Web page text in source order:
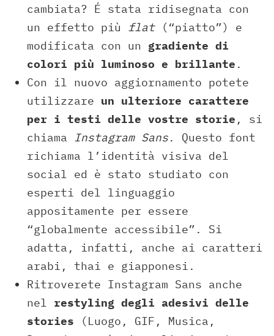
cambiata? É stata ridisegnata con
un effetto più flat (“piatto”) e
modificata con un gradiente di
colori più luminoso e brillante .
Con il nuovo aggiornamento potete
utilizzare un ulteriore carattere
per i testi delle vostre storie , si
chiama Instagram Sans. Questo font
richiama l’identità visiva del
social ed è stato studiato con
esperti del linguaggio
appositamente per essere
“globalmente accessibile”. Si
adatta, infatti, anche ai caratteri
arabi, thai e giapponesi.
Ritroverete Instagram Sans anche
nel restyling degli adesivi delle
stories (Luogo, GIF, Musica,